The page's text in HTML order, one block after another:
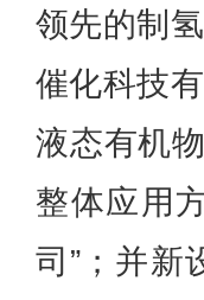
领先的制
催化科技
液态有机
整体应用
司”；并新